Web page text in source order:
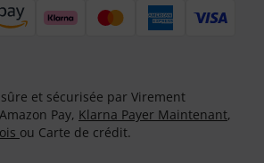
et sécurisée par Virement
Pay, Klarna Payer Maintenant,
ou Carte de crédit.